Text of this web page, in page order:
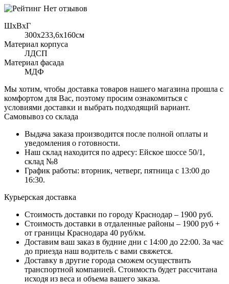
Нет отзывов
ШхВхГ
300x233,6х160см
Материал корпуса
ЛДСП
Материал фасада
МДФ
Мы хотим, чтобы доставка товаров нашего магазина прошла с
комфортом для Вас, поэтому просим ознакомиться с
условиями доставки и выбрать подходящий вариант.
Самовывоз со склада
Выдача заказа производится после полной оплаты и
уведомления о готовности.
Наш склад находится по адресу: Ейское шоссе 50/1,
склад №8
График работы: вторник, четверг, пятница с 13:00 до
16:30.
Курьерская доставка
Стоимость доставки по городу Краснодар – 1900 руб.
Стоимость доставки в отдаленные районы – 1900 руб +
от границы Краснодара 40 руб/км.
Доставим ваш заказ в будние дни с 14:00 до 22:00. За час
до приезда наш водитель с вами свяжется.
Доставку в другие города сможем осуществить
транспортной компанией. Стоимость будет рассчитана
исходя из веса и объема вашего заказа.